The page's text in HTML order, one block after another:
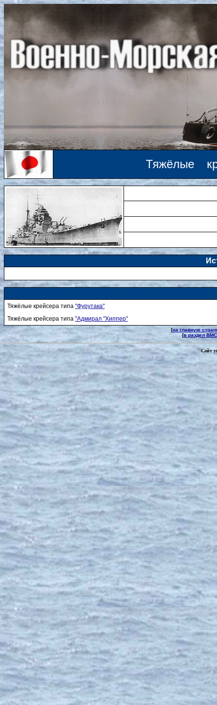
Тяжёлые
Тяжёлые крейсера типа "Фурутака"
Тяжёлые крейсера типа "Адмирал "Хиппер"
[на главную
[в раздел
Сайт